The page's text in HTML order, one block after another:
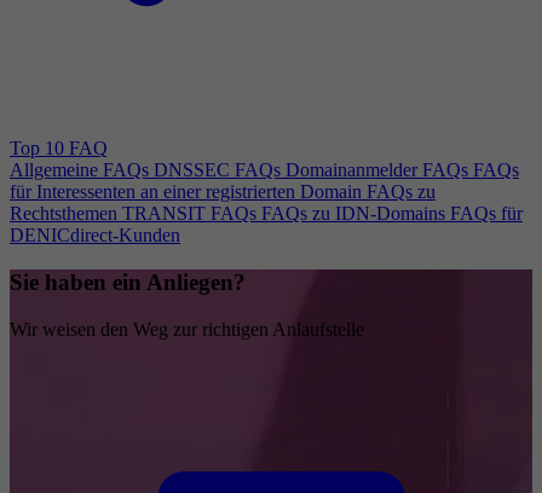
Top 10 FAQ
Allgemeine FAQs DNSSEC FAQs Domainanmelder FAQs FAQs
für Interessenten an einer registrierten Domain FAQs zu
Rechtsthemen TRANSIT FAQs FAQs zu IDN-Domains FAQs für
DENICdirect-Kunden
Sie haben ein Anliegen?
Wir weisen den Weg zur richtigen Anlaufstelle